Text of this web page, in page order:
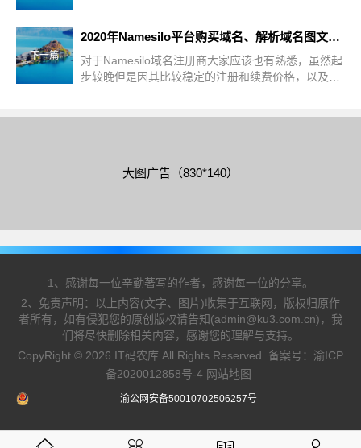
下一篇
2020年Namesilo平台购买域名、解析域名图文教程
对于Namesilo域名注册商大家应该也有熟悉，虽然起
步较晚但是因其比较稳定的注册和续费价格，以及赠
大图广告（830*140）
1、感谢每一位辛勤著写的作者，感谢每一位的分享。
2、免责声明：以上内容(文字、图片)收集于互联网，版权归原作
者所有，如有侵犯您的原创版权请告知(admin@ku3.com.cn)，我
们将尽快删除相关内容，感谢您的理解与支持。
CopyRight © 2026 IT码农库 All Rights Reserved. 备案号： 渝ICP
备2020012858号-4 网站地图
渝公网安备50010702506257号